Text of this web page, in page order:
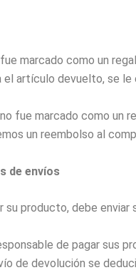
marcado como un
el artículo devuelto, se le
fue marcado como un
un reembolso al
de envíos
su producto, debe
de pagar sus
de devolución se